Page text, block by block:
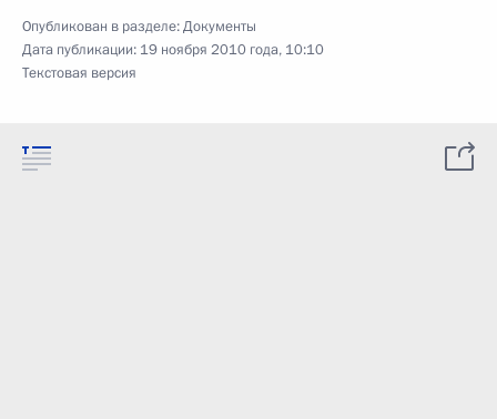
Опубликован в разделе:Документы
Дата публикации: 19 ноября 2010 года, 10:10
Текстовая версия